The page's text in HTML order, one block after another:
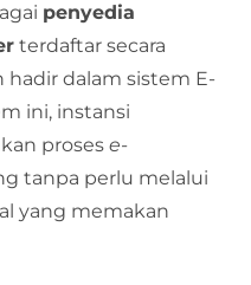
penyedia
terdaftar secara
hadir dalam sistem E-
ini, instansi
proses e-
tanpa perlu melalui
yang memakan